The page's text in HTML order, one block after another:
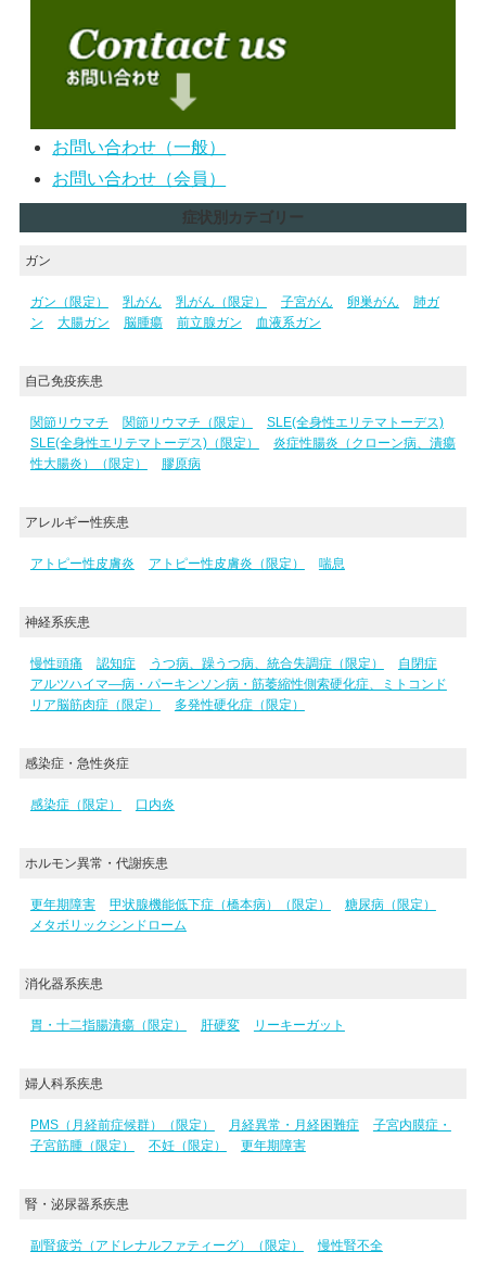
お問い合わせ（一般）
お問い合わせ（会員）
症状別カテゴリー
ガン
ガン（限定） 乳がん 乳がん（限定） 子宮がん 卵巣がん
肺ガ
ン
大腸ガン 脳腫瘍 前立腺ガン 血液系ガン
自己免疫疾患
関節リウマチ 関節リウマチ（限定）
SLE(全身性エリテマトーデス)
SLE(全身性エリテマトーデス)（限定）
炎症性腸炎（クローン病、潰瘍
性大腸炎）（限定）
膠原病
アレルギー性疾患
アトピー性皮膚炎 アトピー性皮膚炎（限定） 喘息
神経系疾患
慢性頭痛 認知症 うつ病、躁うつ病、統合失調症（限定）
自閉症
アルツハイマ―病・パーキンソン病・筋萎縮性側索硬化症、ミトコンド
リア脳筋肉症（限定）
多発性硬化症（限定）
感染症・急性炎症
感染症（限定） 口内炎
ホルモン異常・代謝疾患
更年期障害 甲状腺機能低下症（橋本病）（限定）
糖尿病（限定）
メタボリックシンドローム
消化器系疾患
胃・十二指腸潰瘍（限定） 肝硬変 リーキーガット
婦人科系疾患
PMS（月経前症候群）（限定） 月経異常・月経困難症
子宮内膜症・
子宮筋腫（限定）
不妊（限定） 更年期障害
腎・泌尿器系疾患
副腎疲労（アドレナルファティーグ）（限定） 慢性腎不全